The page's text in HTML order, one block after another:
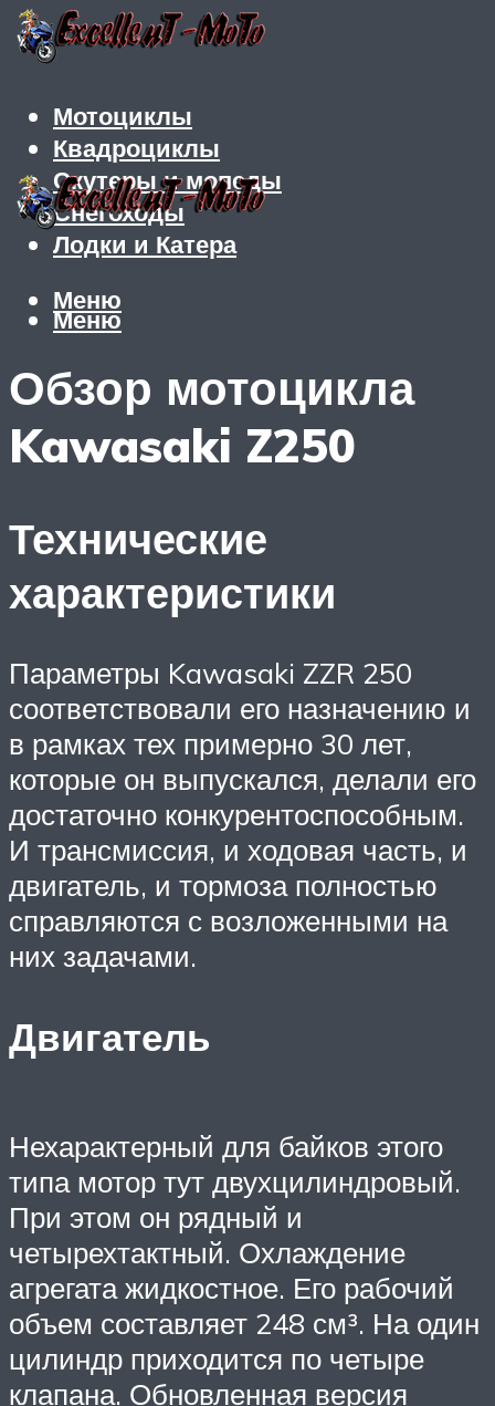
Мотоциклы
Квадроциклы
Скутеры и мопеды
Снегоходы
Лодки и Катера
Меню
Меню
Обзор мотоцикла
Kawasaki Z250
Технические
характеристики
Параметры Kawasaki ZZR 250
соответствовали его назначению и
в рамках тех примерно 30 лет,
которые он выпускался, делали его
достаточно конкурентоспособным.
И трансмиссия, и ходовая часть, и
двигатель, и тормоза полностью
справляются с возложенными на
них задачами.
Двигатель
Нехарактерный для байков этого
типа мотор тут двухцилиндровый.
При этом он рядный и
четырехтактный. Охлаждение
агрегата жидкостное. Его рабочий
объем составляет 248 см³. На один
цилиндр приходится по четыре
клапана. Обновленная версия